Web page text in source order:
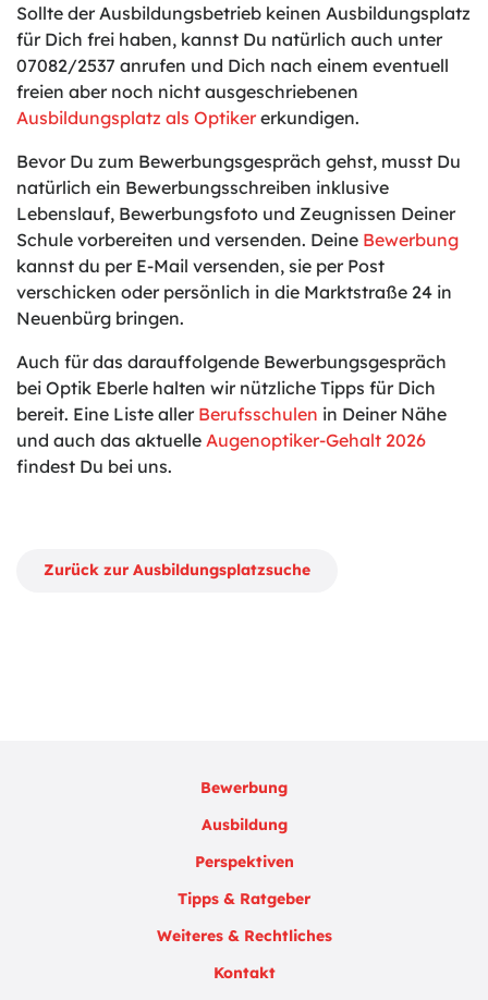
Sollte der Ausbildungsbetrieb keinen Ausbildungsplatz
für Dich frei haben, kannst Du natürlich auch unter
07082/2537 anrufen und Dich nach einem eventuell
freien aber noch nicht ausgeschriebenen
Ausbildungsplatz als Optiker erkundigen.
Bevor Du zum Bewerbungsgespräch gehst, musst Du
natürlich ein Bewerbungsschreiben inklusive
Lebenslauf, Bewerbungsfoto und Zeugnissen Deiner
Schule vorbereiten und versenden. Deine Bewerbung
kannst du per E-Mail versenden, sie per Post
verschicken oder persönlich in die Marktstraße 24 in
Neuenbürg bringen.
Auch für das darauffolgende Bewerbungsgespräch
bei Optik Eberle halten wir nützliche Tipps für Dich
bereit. Eine Liste aller Berufsschulen in Deiner Nähe
und auch das aktuelle Augenoptiker-Gehalt 2026
findest Du bei uns.
Zurück zur Ausbildungsplatzsuche
Bewerbung
Ausbildung
Perspektiven
Tipps & Ratgeber
Weiteres & Rechtliches
Kontakt